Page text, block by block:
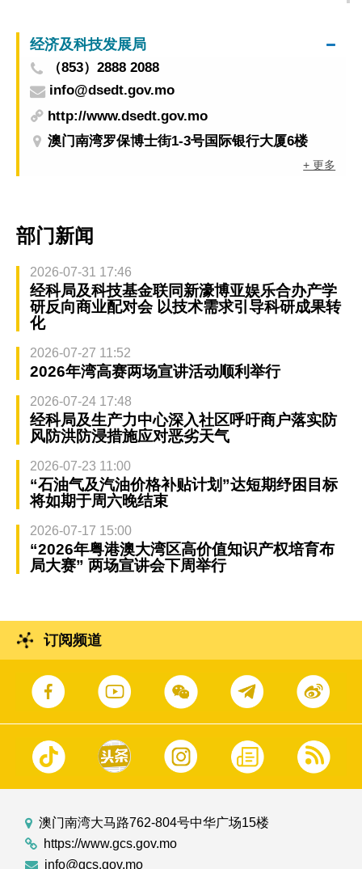
工
经济及科技发展局
（853）2888 2088
info@dsedt.gov.mo
http://www.dsedt.gov.mo
澳门南湾罗保博士街1-3号国际银行大厦6楼
+ 更多
部门新闻
2026-07-31 17:46
经科局及科技基金联同新濠博亚娱乐合办产学
研反向商业配对会 以技术需求引导科研成果转
化
2026-07-27 11:52
2026年湾高赛两场宣讲活动顺利举行
2026-07-24 17:48
经科局及生产力中心深入社区呼吁商户落实防
风防洪防浸措施应对恶劣天气
2026-07-23 11:00
“石油气及汽油价格补贴计划”达短期纾困目标
将如期于周六晚结束
2026-07-17 15:00
“2026年粤港澳大湾区高价值知识产权培育布
局大赛” 两场宣讲会下周举行
订阅频道
澳门南湾大马路762-804号中华广场15楼
https://www.gcs.gov.mo
info@gcs.gov.mo